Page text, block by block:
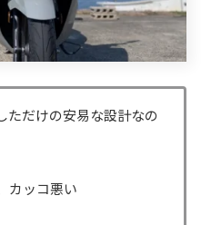
ただけの安易な設計なの
カッコ悪い